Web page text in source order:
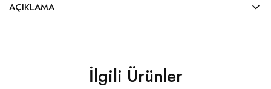
AÇIKLAMA
İlgili Ürünler